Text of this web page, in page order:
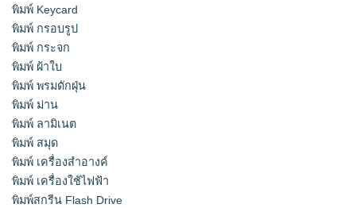
พิมพ์ Keycard
พิมพ์ กรอบรูป
พิมพ์ กระจก
พิมพ์ ผ้าใบ
พิมพ์ พรมดักฝุ่น
พิมพ์ ม่าน
พิมพ์ ลามิเนต
พิมพ์ สมุด
พิมพ์ เครื่องสําอางค์
พิมพ์ เครื่องใช้ไฟฟ้า
พิมพ์สกรีน Flash Drive